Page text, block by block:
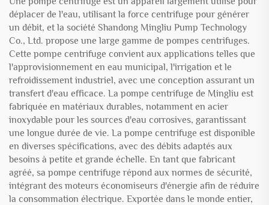
déplacer de l'eau, utilisant la force centrifuge pour générer
un débit, et la société Shandong Mingliu Pump Technology
Co., Ltd. propose une large gamme de pompes centrifuges.
Cette pompe centrifuge convient aux applications telles que
l'approvisionnement en eau municipal, l'irrigation et le
refroidissement industriel, avec une conception assurant un
transfert d'eau efficace. La pompe centrifuge de Mingliu est
fabriquée en matériaux durables, notamment en acier
inoxydable pour les sources d'eau corrosives, garantissant
une longue durée de vie. La pompe centrifuge est disponible
en diverses spécifications, avec des débits adaptés aux
besoins à petite et grande échelle. En tant que fabricant
agréé, sa pompe centrifuge répond aux normes de sécurité,
intégrant des moteurs économiseurs d'énergie afin de réduire
la consommation électrique. Exportée dans le monde entier,